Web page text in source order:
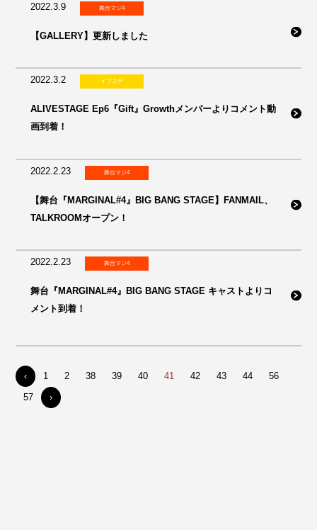
2022.3.9 舞台マジ4
【GALLERY】更新しました
2022.3.2 イブステ
ALIVESTAGE Ep6『Gift』Growthメンバーよりコメント動
画到着！
2022.2.23 舞台マジ4
【舞台『MARGINAL#4』BIG BANG STAGE】FANMAIL、
TALKROOMオープン！
2022.2.23 舞台マジ4
舞台『MARGINAL#4』BIG BANG STAGE キャストよりコ
メント到着！
‹ 1 2 38 39 40 41 42 43 44
56
57
›